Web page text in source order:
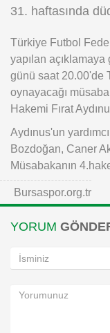
iOS
31. haftasında
Türkiye Futbol
yapılan açıklamaya
günü saat 20.00'de
oynayacağı
Hakemi Fırat
Aydınus'un
Bozdoğan, Caner
Müsabakanın
Bursaspor.org.tr
YORUM